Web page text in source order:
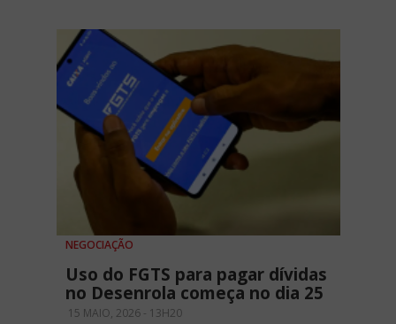
NEGOCIAÇÃO
Uso do FGTS para pagar dívidas
no Desenrola começa no dia 25
15 MAIO, 2026 - 13H20